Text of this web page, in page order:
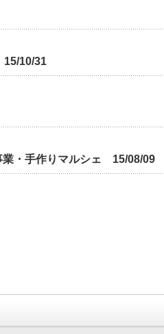
15/10/31
業・手作りマルシェ 15/08/09